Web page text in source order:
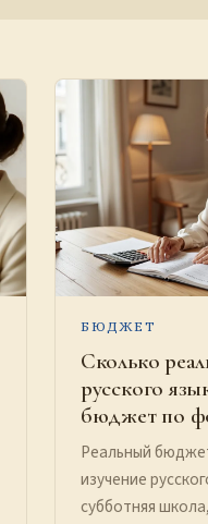
БЮДЖЕТ
Сколько
русского
бюджет по
Реальный
изучение
субботняя